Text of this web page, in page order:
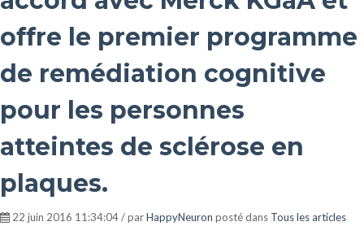
offre le premier programme
de remédiation cognitive
pour les personnes
atteintes de sclérose en
plaques.
22 juin 2016 11:34:04 / parHappyNeuron posté dans Tous les articles